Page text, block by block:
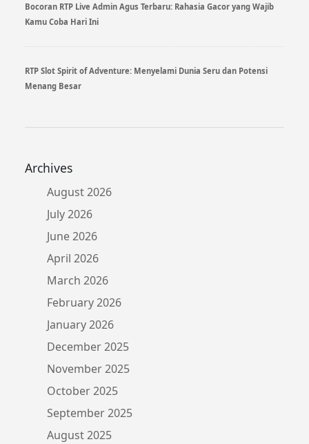
Bocoran RTP Live Admin Agus Terbaru: Rahasia Gacor yang Wajib
Kamu Coba Hari Ini
RTP Slot Spirit of Adventure: Menyelami Dunia Seru dan Potensi
Menang Besar
Archives
August 2026
July 2026
June 2026
April 2026
March 2026
February 2026
January 2026
December 2025
November 2025
October 2025
September 2025
August 2025